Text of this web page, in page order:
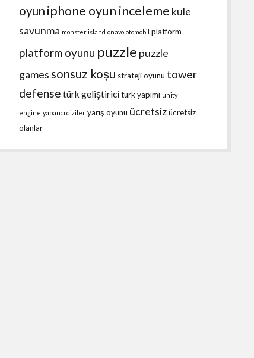
oyun iphone oyun inceleme kule
savunma monster island onavo otomobil platform
platform oyunu puzzle puzzle
games sonsuz koşu strateji oyunu tower
defense türk geliştiricitürk yapımı unity
engine yabancı diziler yarış oyunu ücretsizücretsiz
olanlar